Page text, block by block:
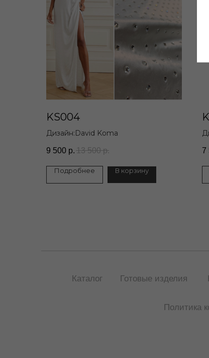
KS004
Дизайн:David Koma
9 500 р. 13 500 р.
Подробнее В корзину
7
Каталог Готовые изделия
Политика